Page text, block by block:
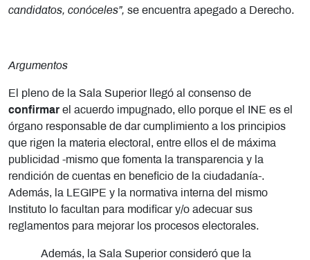
candidatos, conóceles”, se encuentra apegado a Derecho.
Argumentos
El pleno de la Sala Superior llegó al consenso de
confirmar el acuerdo impugnado, ello porque el INE es el
órgano responsable de dar cumplimiento a los principios
que rigen la materia electoral, entre ellos el de máxima
publicidad -mismo que fomenta la transparencia y la
rendición de cuentas en beneficio de la ciudadanía-.
Además, la LEGIPE y la normativa interna del mismo
Instituto lo facultan para modificar y/o adecuar sus
reglamentos para mejorar los procesos electorales.
Además, la Sala Superior consideró que la